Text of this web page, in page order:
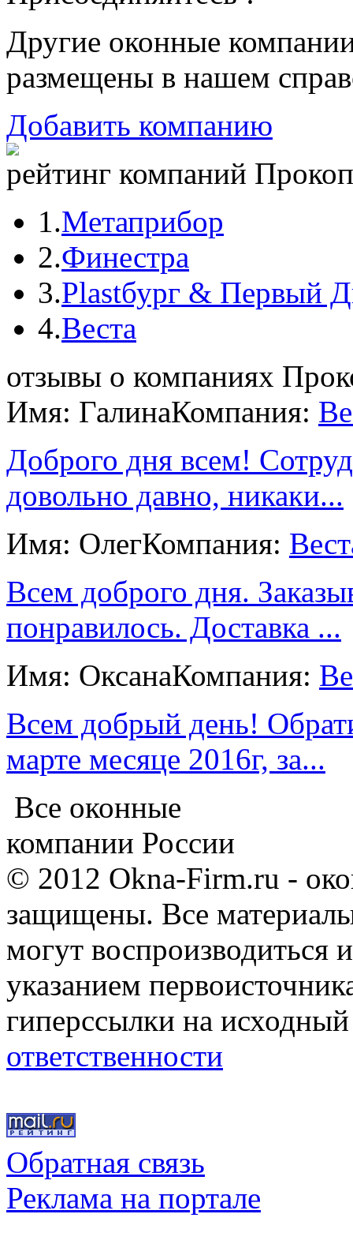
Другие оконные
размещены в нашем
Добавить компанию
рейтинг компаний
1.Метаприбор
2.Финестра
3.Plastбург & Первый
4.Веста
отзывы о компаниях
Имя: ГалинаКомпания:
Доброго дня всем!
довольно давно, никаки...
Имя: ОлегКомпания:
Всем доброго дня.
понравилось. Доставка ...
Имя: ОксанаКомпания:
Всем добрый день!
марте месяце 2016г, за...
Все оконные
компании России
© 2012 Okna-Firm.ru -
защищены. Все
могут воспроизводиться
указанием
гиперссылки на
ответственности
Обратная связь
Реклама на портале